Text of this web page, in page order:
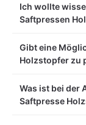
Ich wollte
Saftpressen
Gibt eine
Holzstopfer zu
Was ist bei der
Saftpresse